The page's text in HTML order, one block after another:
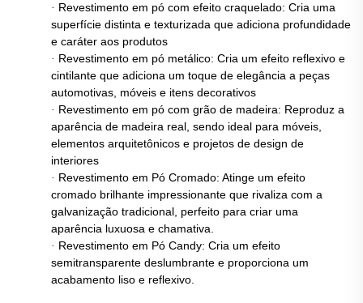
· Revestimento em pó com efeito craquelado: Cria uma
superfície distinta e texturizada que adiciona profundidade
e caráter aos produtos
· Revestimento em pó metálico: Cria um efeito reflexivo e
cintilante que adiciona um toque de elegância a peças
automotivas, móveis e itens decorativos
· Revestimento em pó com grão de madeira: Reproduz a
aparência de madeira real, sendo ideal para móveis,
elementos arquitetônicos e projetos de design de
interiores
· Revestimento em Pó Cromado: Atinge um efeito
cromado brilhante impressionante que rivaliza com a
galvanização tradicional, perfeito para criar uma
aparência luxuosa e chamativa.
· Revestimento em Pó Candy: Cria um efeito
semitransparente deslumbrante e proporciona um
acabamento liso e reflexivo.